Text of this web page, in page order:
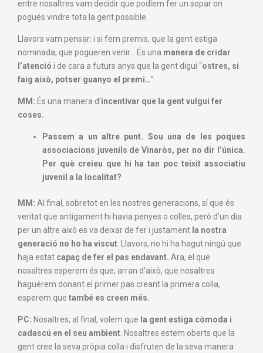
entre nosaltres vam decidir que podíem fer un sopar on
pogués vindre tota la gent possible.
Llavors vam pensar: i si fem premis, que la gent estiga
nominada, que pogueren venir… És una manera de cridar
l’atenció i de cara a futurs anys que la gent digui “ostres, si
faig això, potser guanyo el premi…”
MM: És una manera d’incentivar que la gent vulgui fer
coses.
Passem a un altre punt. Sou una de les poques
associacions juvenils de Vinaròs, per no dir l’única.
Per què creieu que hi ha tan poc teixit associatiu
juvenil a la localitat?
MM: Al final, sobretot en les nostres generacions, sí que és
veritat que antigament hi havia penyes o colles, però d’un dia
per un altre això es va deixar de fer i justament la nostra
generació no ho ha viscut . Llavors, no hi ha hagut ningú que
haja estat capaç de fer el pas endavant. Ara, el que
nosaltres esperem és que, arran d’això, que nosaltres
haguérem donant el primer pas creant la primera colla,
esperem que també es creen més.
PC: Nosaltres, al final, volem que la gent estiga còmoda i
cadascú en el seu ambient Nosaltres estem oberts que la
gent cree la seva pròpia colla i disfruten de la seva manera